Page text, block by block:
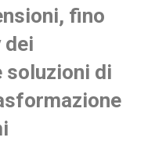
fino
soluzioni di